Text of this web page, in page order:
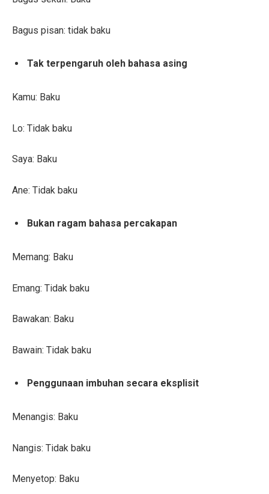
Bagus pisan: tidak baku
Tak terpengaruh oleh bahasa asing
Kamu: Baku
Lo: Tidak baku
Saya: Baku
Ane: Tidak baku
Bukan ragam bahasa percakapan
Memang: Baku
Emang: Tidak baku
Bawakan: Baku
Bawain: Tidak baku
Penggunaan imbuhan secara eksplisit
Menangis: Baku
Nangis: Tidak baku
Menyetop: Baku